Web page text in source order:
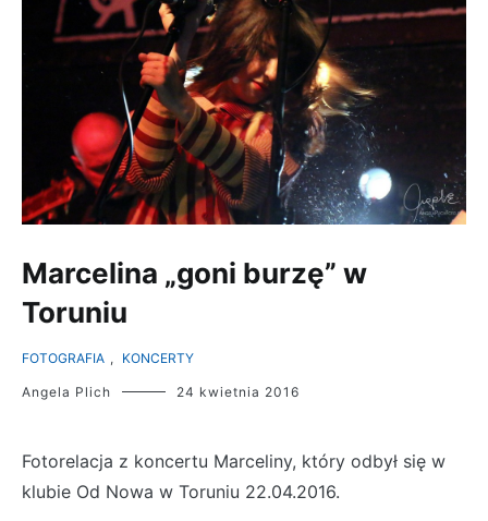
Marcelina „goni burzę” w
Toruniu
FOTOGRAFIA , KONCERTY
Angela Plich 24 kwietnia 2016
Fotorelacja z koncertu Marceliny, który odbył się w
klubie Od Nowa w Toruniu 22.04.2016.